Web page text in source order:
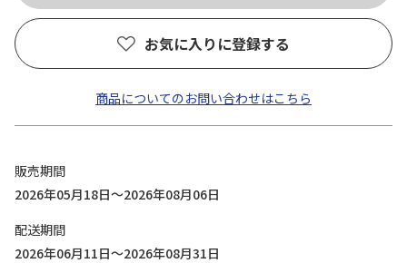
お気に入りに登録する
商品についてのお問い合わせはこちら
販売期間
2026年05月18日～2026年08月06日
配送期間
2026年06月11日～2026年08月31日